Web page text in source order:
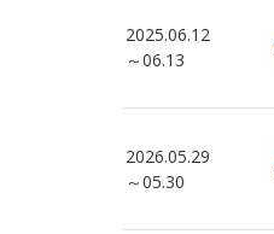
2025.06.12
～06.13
2026.05.29
～05.30